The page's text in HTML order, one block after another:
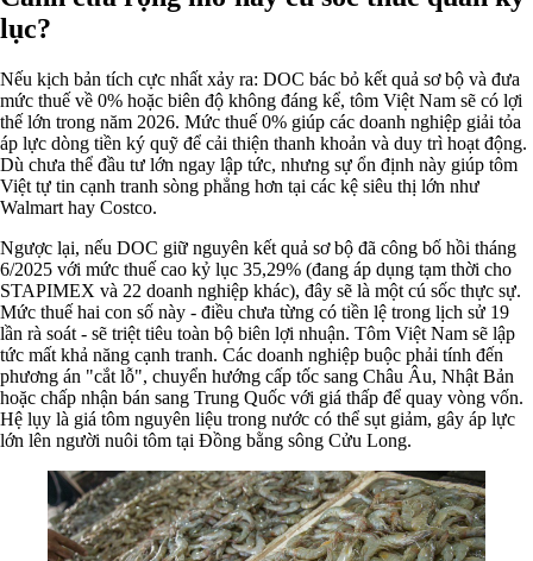
lục?
Nếu kịch bản tích cực nhất xảy ra: DOC bác bỏ kết quả sơ bộ và đưa
mức thuế về 0% hoặc biên độ không đáng kể, tôm Việt Nam sẽ có lợi
thế lớn trong năm 2026. Mức thuế 0% giúp các doanh nghiệp giải tỏa
áp lực dòng tiền ký quỹ để cải thiện thanh khoản và duy trì hoạt động.
Dù chưa thể đầu tư lớn ngay lập tức, nhưng sự ổn định này giúp tôm
Việt tự tin cạnh tranh sòng phẳng hơn tại các kệ siêu thị lớn như
Walmart hay Costco.
Ngược lại, nếu DOC giữ nguyên kết quả sơ bộ đã công bố hồi tháng
6/2025 với mức thuế cao kỷ lục 35,29% (đang áp dụng tạm thời cho
STAPIMEX và 22 doanh nghiệp khác), đây sẽ là một cú sốc thực sự.
Mức thuế hai con số này - điều chưa từng có tiền lệ trong lịch sử 19
lần rà soát - sẽ triệt tiêu toàn bộ biên lợi nhuận. Tôm Việt Nam sẽ lập
tức mất khả năng cạnh tranh. Các doanh nghiệp buộc phải tính đến
phương án "cắt lỗ", chuyển hướng cấp tốc sang Châu Âu, Nhật Bản
hoặc chấp nhận bán sang Trung Quốc với giá thấp để quay vòng vốn.
Hệ lụy là giá tôm nguyên liệu trong nước có thể sụt giảm, gây áp lực
lớn lên người nuôi tôm tại Đồng bằng sông Cửu Long.